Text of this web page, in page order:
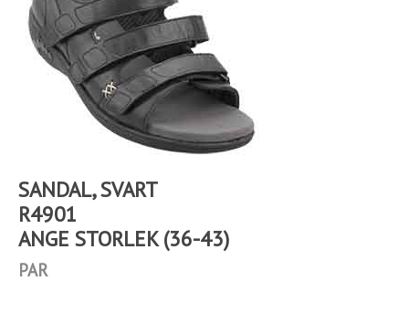
SANDAL, SVART
R4901
ANGE STORLEK (36-43)
PAR